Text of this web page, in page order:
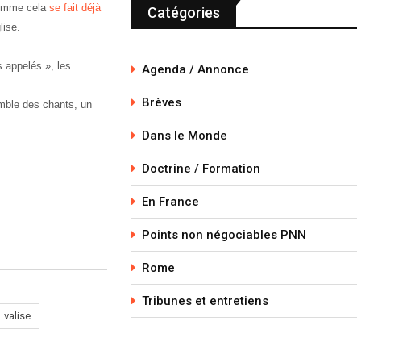
cela se fait déjà
appelés », les
des chants, un
valise
Catégories
Agenda / Annonce
Brèves
Dans le Monde
Doctrine / Formation
En France
Points non négociables PNN
Rome
Tribunes et entretiens